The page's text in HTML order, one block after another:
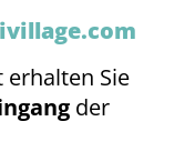
Sie
der